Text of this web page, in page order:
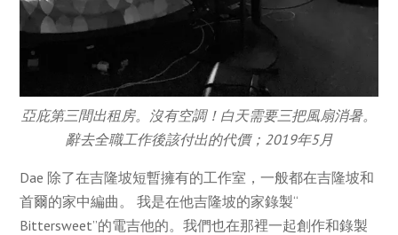
亞庇第三間出租房。沒有空調！白天需要三把風扇消暑。
辭去全職工作後該付出的代價；2019年5月
Dae 除了在吉隆坡短暫擁有的工作室，一般都在吉隆坡和
首爾的家中編曲。 我是在他吉隆坡的家錄製“
Bittersweet”的電吉他的。我們也在那裡一起創作和錄製